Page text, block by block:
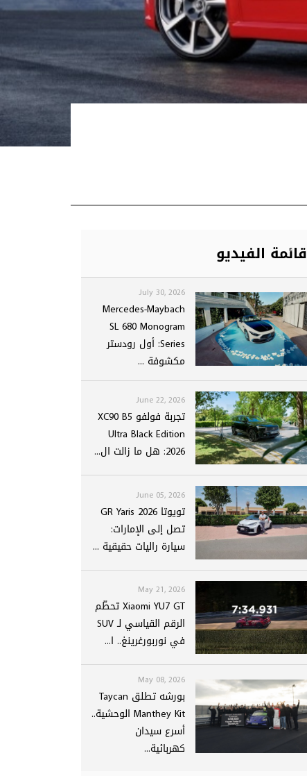
قائمة الفيديو
July 30, 2026
Mercedes-Maybach
SL 680 Monogram
Series: أول رودستر
مكشوفة ...
June 22, 2026
تجربة فولفو XC90 B5
Ultra Black Edition
2026: هل ما زالت ال...
June 05, 2026
تويوتا GR Yaris 2026
تصل إلى الإمارات:
سيارة راليات حقيقية ...
May 21, 2026
Xiaomi YU7 GT تحطّم
الرقم القياسي لـ SUV
في نوربورغرينغ.. ا...
May 08, 2026
بورشه تطلق Taycan
Manthey Kit الوحشية..
أسرع سيدان
كهربائية...